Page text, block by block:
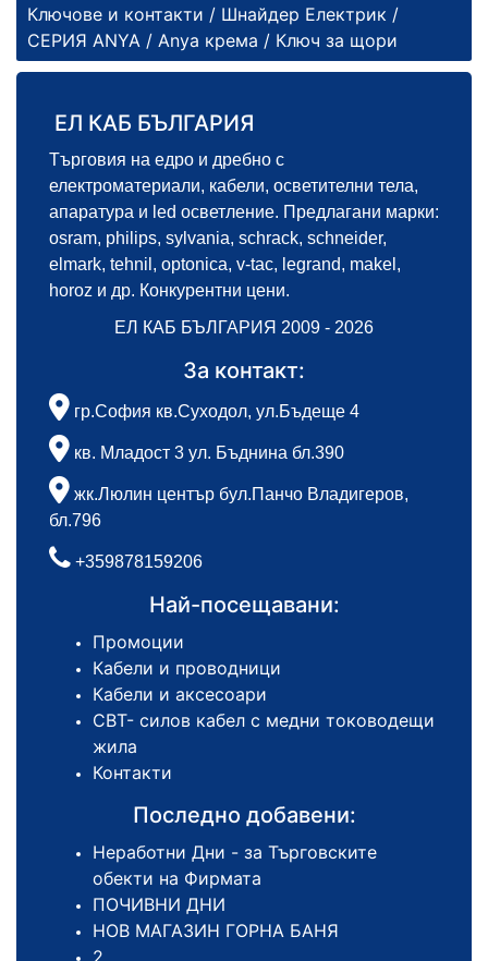
Ключове и контакти / Шнайдер Електрик /
СЕРИЯ ANYA / Anya крема / Ключ за щори
ЕЛ КАБ БЪЛГАРИЯ
Търговия на едро и дребно с
електроматериали, кабели, осветителни тела,
апаратура и led осветление. Предлагани марки:
osram, philips, sylvania, schrack, schneider,
elmark, tehnil, optonica, v-tac, legrand, makel,
horoz и др. Конкурентни цени.
ЕЛ КАБ БЪЛГАРИЯ 2009 - 2026
За контакт:
гр.София кв.Суходол, ул.Бъдеще 4
кв. Младост 3 ул. Бъднина бл.390
жк.Люлин център бул.Панчо Владигеров,
бл.796
+359878159206
Най-посещавани:
Промоции
Кабели и проводници
Кабели и аксесоари
СВТ- силов кабел с медни тоководещи
жила
Контакти
Последно добавени:
Неработни Дни - за Търговските
обекти на Фирмата
ПОЧИВНИ ДНИ
НОВ МАГАЗИН ГОРНА БАНЯ